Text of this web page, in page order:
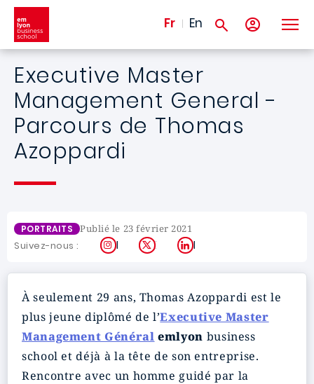
Aller au contenu principal
Fr En
Executive Master
Management General -
Parcours de Thomas
Azoppardi
PORTRAITS Publié le 23 février 2021
Suivez-nous : Instagram
X LinkedIn
À seulement 29 ans, Thomas Azoppardi est le
plus jeune diplômé de l’Executive Master
Management Général emlyon business
school et déjà à la tête de son entreprise.
Rencontre avec un homme guidé par la